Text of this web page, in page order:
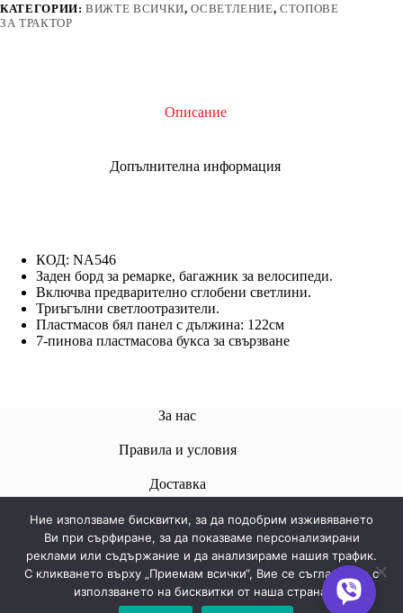
стопове
122см
КАТЕГОРИИ:ВИЖТЕ ВСИЧКИ,ОСВЕТЛЕНИЕ,СТОПОВЕ
ЗА ТРАКТОР
Описание
Допълнителна информация
КОД: NA546
Заден борд за ремарке, багажник за велосипеди.
Включва предварително сглобени светлини.
Триъгълни светлоотразители.
Пластмасов бял панел с дължина: 122см
7-пинова пластмасова букса за свързване
За нас
Правила и условия
Доставкa
Свържете се с нас
Ние използваме бисквитки, за да подобрим изживяването
Ви при сърфиране, за да показваме персонализирани
реклами или съдържание и да анализираме нашия трафик.
С кликването върху „Приемам всички“, Вие се съгласявате с
използването на бисквитки от наша страна.